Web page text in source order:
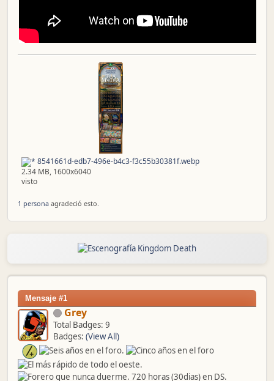
8541661d-edb7-496e-b4c3-f3c55b30381f.webp
2.34 MB, 1600x6040
visto
1 persona agradeció esto.
Mensaje #1
Grey
Total Badges: 9
Badges: (View All)